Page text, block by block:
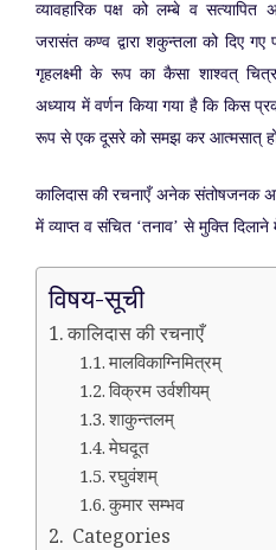
व्यावहारिक पक्ष को लम्बे व
जरासंत कण्व द्वारा शकुन्तला को दिए गए
गृहलक्ष्मी के रूप का कैसा शाश्वत्
अध्याय में वर्णन किया गया है कि किस
रूप से एक दूसरे को समझ कर आत्मसात्
कालिदास की रचनाएँ अनेक संतोषजनक
में व्याप्त व संचित ‘तनाव’ से मुक्ति
विषय-सूची
कालिदास की रचनाएँ
मालविकाग्निमित्रम्
विक्रम उर्वशीयम्
शाकुन्तलम्
मेघदूत
रघुवंशम्
कुमार सम्भव
Categories